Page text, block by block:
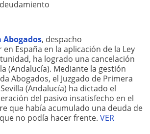
Abogados, despacho
España en la aplicación de la Ley
ha logrado una cancelación
(Andalucía). Mediante la gestión
Abogados, el Juzgado de Primera
(Andalucía) ha dictado el
del pasivo insatisfecho en el
que había acumulado una deuda de
no podía hacer frente. VER